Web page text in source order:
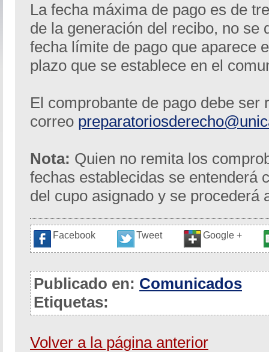
La fecha máxima de pago es de
de la generación del recibo, no se
fecha límite de pago que aparece
plazo que se establece en el
El comprobante de pago debe ser
correo
Nota: Quien no remita los
fechas establecidas se entenderá
del cupo asignado y se procederá
Facebook Tweet Google +
Publicado en: Comunicados
Etiquetas:
Volver a la página anterior